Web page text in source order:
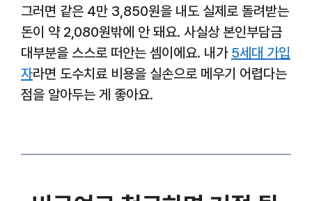
그러면 같은 4만 3,850원을 내도 실제로 돌려받는
돈이 약 2,080원밖에 안 돼요. 사실상 본인부담금
대부분을 스스로 떠안는 셈이에요. 내가 5세대 가입
자라면 도수치료 비용을 실손으로 메우기 어렵다는
점을 알아두는 게 좋아요.